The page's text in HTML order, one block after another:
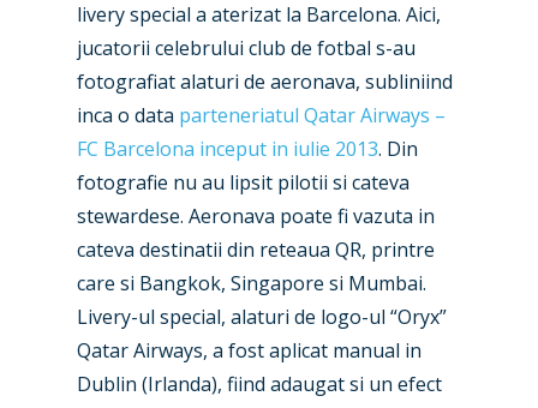
livery special a aterizat la Barcelona. Aici,
jucatorii celebrului club de fotbal s-au
fotografiat alaturi de aeronava, subliniind
inca o data parteneriatul Qatar Airways –
FC Barcelona inceput in iulie 2013. Din
fotografie nu au lipsit pilotii si cateva
stewardese. Aeronava poate fi vazuta in
cateva destinatii din reteaua QR, printre
care si Bangkok, Singapore si Mumbai.
Livery-ul special, alaturi de logo-ul “Oryx”
Qatar Airways, a fost aplicat manual in
Dublin (Irlanda), fiind adaugat si un efect